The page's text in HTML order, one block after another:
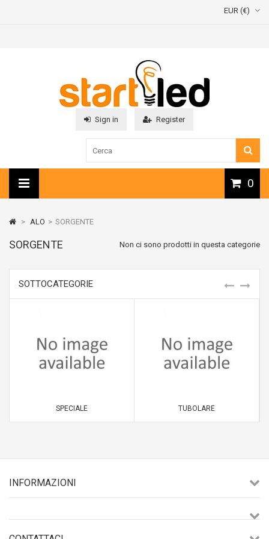
EUR (€)
Sign in Register
0
> ALO > SORGENTE
SORGENTE Non ci sono prodotti in questa categorie
SOTTOCATEGORIE
SPECIALE TUBOLARE
INFORMAZIONI